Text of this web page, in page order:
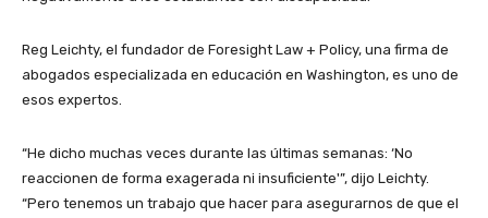
Reg Leichty, el fundador de Foresight Law + Policy, una firma de
abogados especializada en educación en Washington, es uno de
esos expertos.
“He dicho muchas veces durante las últimas semanas: ‘No
reaccionen de forma exagerada ni insuficiente'”, dijo Leichty.
“Pero tenemos un trabajo que hacer para asegurarnos de que el